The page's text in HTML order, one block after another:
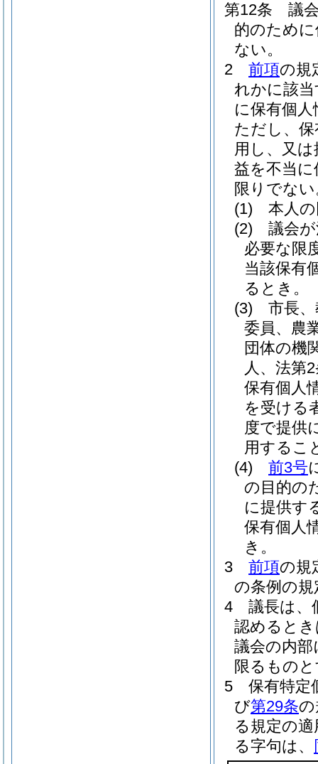
第12条
議
的のため
ない。
2
前項の規
れかに該
に保有個
ただし、
用し、又
益を不当
限りでな
(1)
本人
(2)
議会
必要な限
当該保有
るとき。
(3)
市長
委員、農
団体の機
人、法第
保有個人
を受ける
度で提供
用するこ
(4)
前3号
の目的の
に提供す
保有個人
き。
3
前項の規
の条例の
4
議長は、
認めると
議会の内
限るもの
5
保有特定
び第29条
る規定の
る字句は、